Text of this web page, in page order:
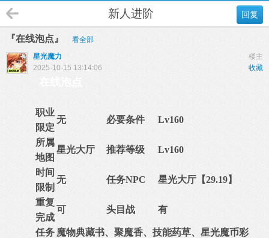
回复
新人进阶
『在线泡点』
看全部
楼主
星光魔力
收藏
2025-10-15 13:14:06
职业
限定
无 必要条件 Lv160
所属
地图
星光大厅 推荐等级 Lv160
时间
限制
无 任务NPC 星光大厅【29.19】
重复
完成
可 头目战 有
任务 魔物典藏书、聚魔香、技能药草、星光魔币彩